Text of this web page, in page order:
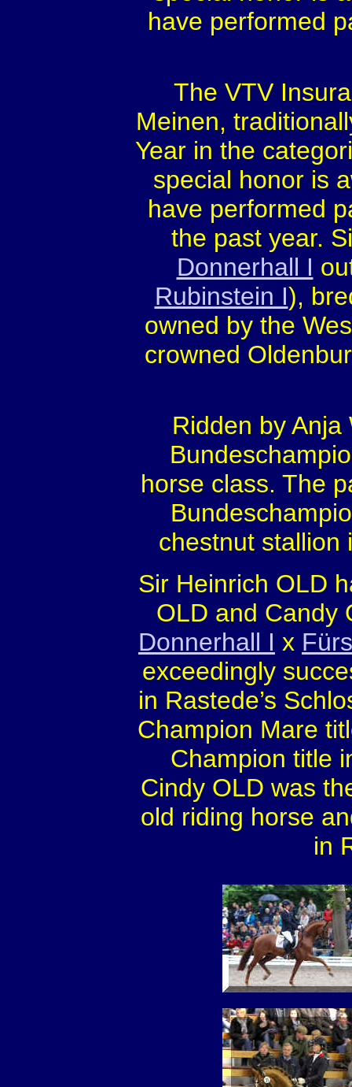
have performed
The VTV
Meinen,
Year in the
special honor is
have performed
the past year.
Donnerhall I
Rubinstein I),
owned by the
crowned
Ridden by
horse class. The
chestnut stallion
Sir Heinrich OLD
OLD and Candy
Donnerhall I x
exceedingly
in Rastede’s
Champion Mare
Champion title
Cindy OLD was
old riding horse
in